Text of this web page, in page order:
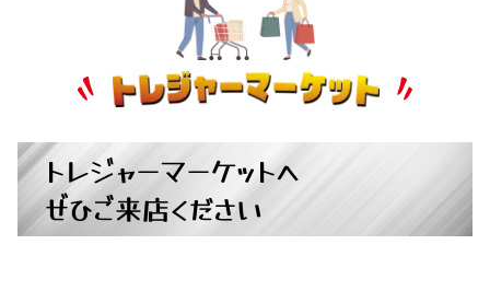
トレジャーマーケットへ
ぜひご来店ください